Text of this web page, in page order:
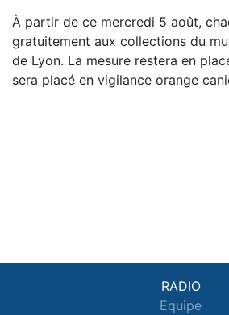
À partir de ce mercredi 5 août,
gratuitement aux collections du
de Lyon. La mesure restera en
sera placé en vigilance orange
RADIO
Equipe